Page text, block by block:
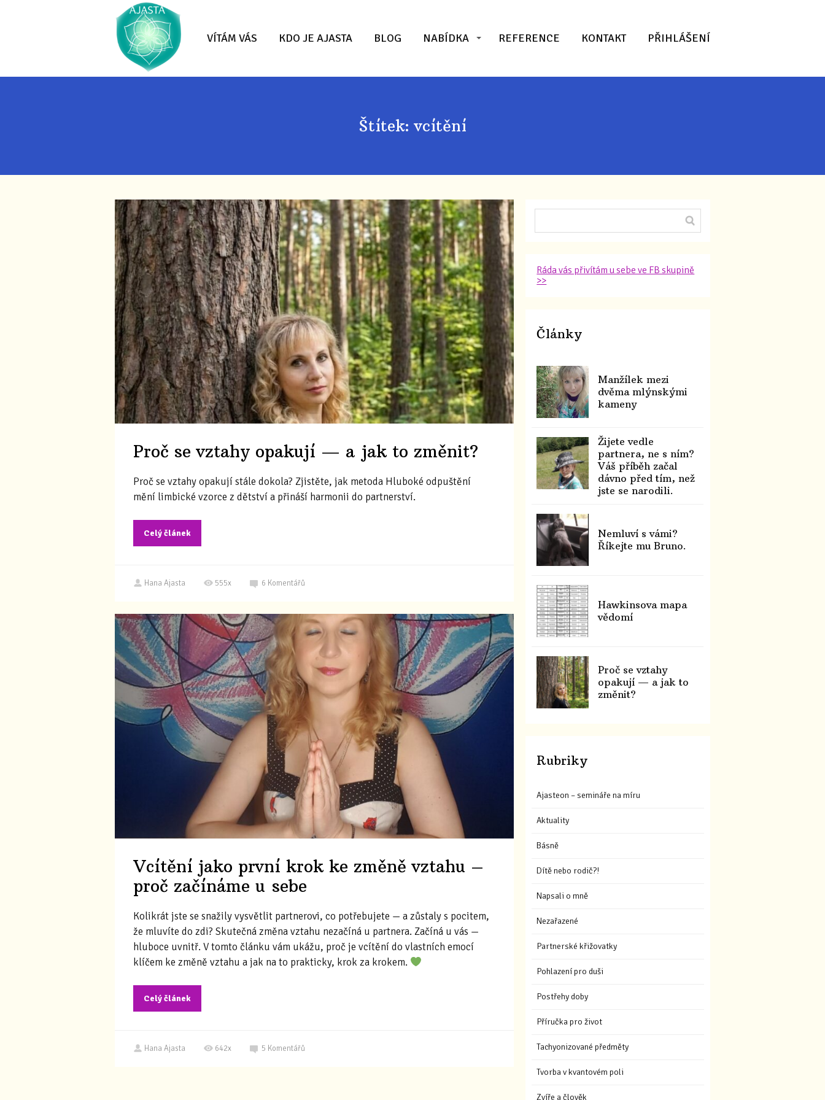
VÍTÁM VÁS KDO JE AJASTA BLOG NABÍDKA REFERENCE KONTAKT PŘIHLÁŠENÍ
Štítek: vcítění
Proč se vztahy opakují — a jak to změnit?
Proč se vztahy opakují stále dokola? Zjistěte, jak metoda Hluboké odpuštění
mění limbické vzorce z dětství a přináší harmonii do partnerství.
Celý článek
Hana Ajasta 555x 6 Komentářů
Vcítění jako první krok ke změně vztahu –
proč začínáme u sebe
Kolikrát jste se snažily vysvětlit partnerovi, co potřebujete — a zůstaly s pocitem,
že mluvíte do zdi? Skutečná změna vztahu nezačíná u partnera. Začíná u vás —
hluboce uvnitř. V tomto článku vám ukážu, proč je vcítění do vlastních emocí
klíčem ke změně vztahu a jak na to prakticky, krok za krokem.
Celý článek
Hana Ajasta 642x 5 Komentářů
Ráda vás přivítám u sebe ve FB skupině
>>
Články
Manžílek mezi
dvěma mlýnskými
kameny
Žijete vedle
partnera, ne s ním?
Váš příběh začal
dávno před tím, než
jste se narodili.
Nemluví s vámi?
Říkejte mu Bruno.
Hawkinsova mapa
vědomí
Proč se vztahy
opakují — a jak to
změnit?
Rubriky
Ajasteon – semináře na míru
Aktuality
Básně
Dítě nebo rodič?!
Napsali o mně
Nezařazené
Partnerské křižovatky
Pohlazení pro duši
Postřehy doby
Příručka pro život
Tachyonizované předměty
Tvorba v kvantovém poli
Zvíře a člověk